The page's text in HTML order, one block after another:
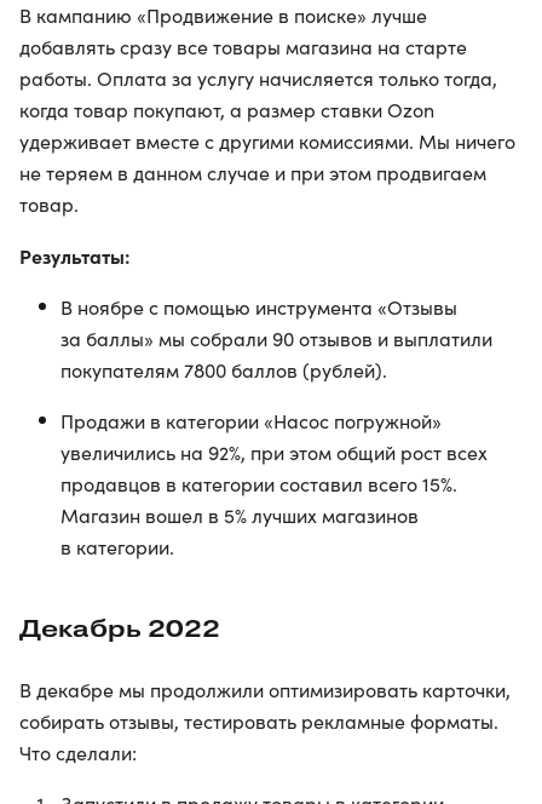
В кампанию «Продвижение в поиске» лучше
добавлять сразу все товары магазина на старте
работы. Оплата за услугу начисляется только тогда,
когда товар покупают, а размер ставки Ozon
удерживает вместе с другими комиссиями. Мы ничего
не теряем в данном случае и при этом продвигаем
товар.
Результаты:
В ноябре с помощью инструмента «Отзывы
за баллы» мы собрали 90 отзывов и выплатили
покупателям 7800 баллов (рублей).
Продажи в категории «Насос погружной»
увеличились на 92%, при этом общий рост всех
продавцов в категории составил всего 15%.
Магазин вошел в 5% лучших магазинов
в категории.
Декабрь 2022
В декабре мы продолжили оптимизировать карточки,
собирать отзывы, тестировать рекламные форматы.
Что сделали: